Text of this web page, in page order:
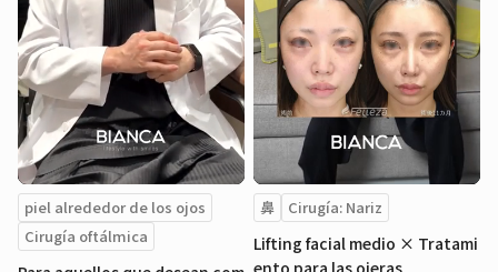
piel alrededor de los ojos
Cirugía oftálmica
鼻 Cirugía: Nariz
Lifting facial medio × Tratami